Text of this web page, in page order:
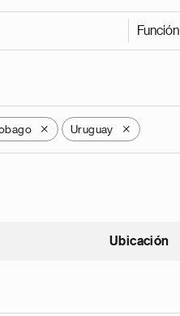
Función
X Uruguay X
Ubicación